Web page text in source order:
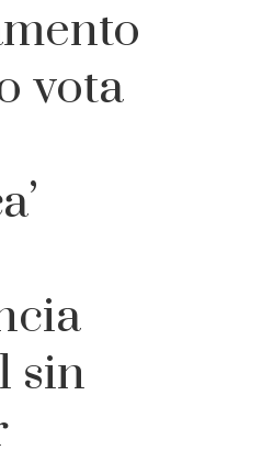
vota
sin